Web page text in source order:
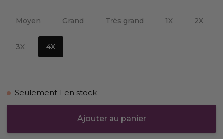
Moyen Grand Très grand 1X 2X
3X 4X
Seulement1 en stock
Ajouter au panier